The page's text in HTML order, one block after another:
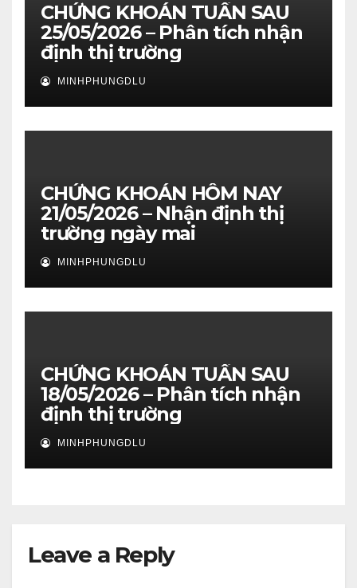
CHỨNG KHOÁN TUẦN SAU
25/05/2026 – Phân tích nhận
định thị trường
MINHPHUNGDLU
CHỨNG KHOÁN HÔM NAY
21/05/2026 – Nhận định thị
trường ngày mai
MINHPHUNGDLU
CHỨNG KHOÁN TUẦN SAU
18/05/2026 – Phân tích nhận
định thị trường
MINHPHUNGDLU
Leave a Reply